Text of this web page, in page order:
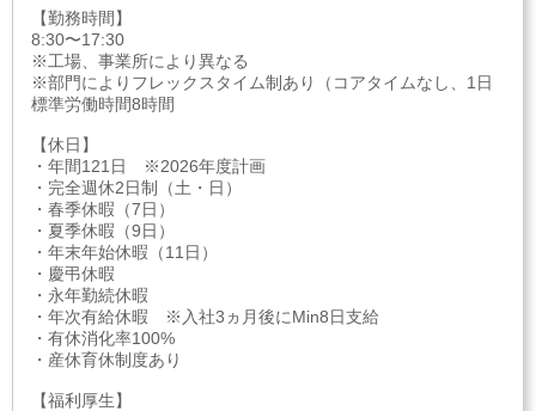
【勤務時間】
8:30〜17:30
※工場、事業所により異なる
※部門によりフレックスタイム制あり（コアタイムなし、1日
標準労働時間8時間
【休日】
・年間121日 ※2026年度計画
・完全週休2日制（土・日）
・春季休暇（7日）
・夏季休暇（9日）
・年末年始休暇（11日）
・慶弔休暇
・永年勤続休暇
・年次有給休暇 ※入社3ヵ月後にMin8日支給
・有休消化率100%
・産休育休制度あり
【福利厚生】